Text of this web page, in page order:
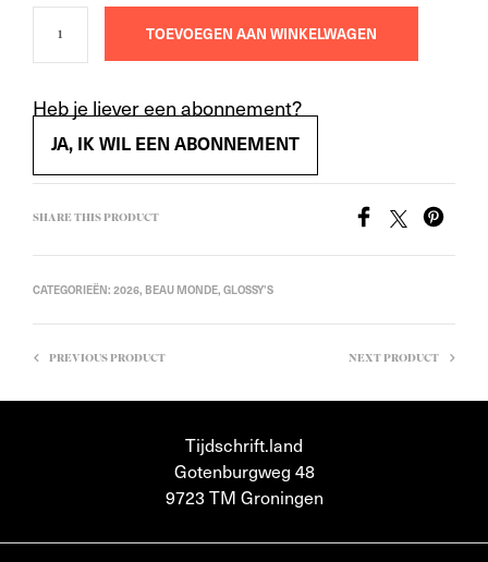
TOEVOEGEN AAN WINKELWAGEN
Heb je liever een abonnement?
JA, IK WIL EEN ABONNEMENT
SHARE THIS PRODUCT
CATEGORIEËN: 2026, BEAU MONDE, GLOSSY'S
PREVIOUS PRODUCT NEXT PRODUCT
Tijdschrift.land
Gotenburgweg 48
9723 TM Groningen